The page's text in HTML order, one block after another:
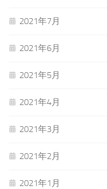
2021年7月
2021年6月
2021年5月
2021年4月
2021年3月
2021年2月
2021年1月